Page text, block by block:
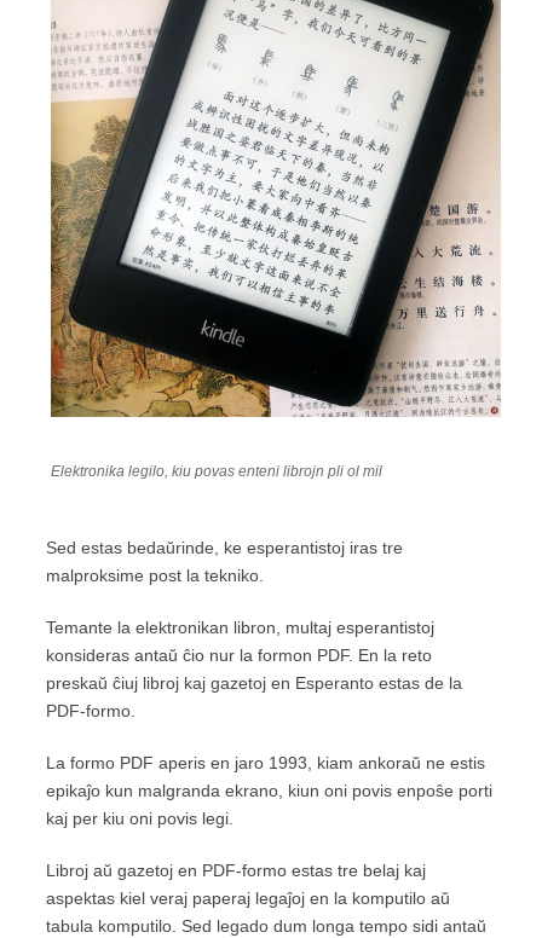
Elektronika legilo, kiu povas enteni librojn pli ol mil
Sed estas bedaŭrinde, ke esperantistoj iras tre
malproksime post la tekniko.
Temante la elektronikan libron, multaj esperantistoj
konsideras antaŭ ĉio nur la formon PDF. En la reto
preskaŭ ĉiuj libroj kaj gazetoj en Esperanto estas de la
PDF-formo.
La formo PDF aperis en jaro 1993, kiam ankoraŭ ne estis
epikaĵo kun malgranda ekrano, kiun oni povis enpoŝe porti
kaj per kiu oni povis legi.
Libroj aŭ gazetoj en PDF-formo estas tre belaj kaj
aspektas kiel veraj paperaj legaĵoj en la komputilo aŭ
tabula komputilo. Sed legado dum longa tempo sidi antaŭ